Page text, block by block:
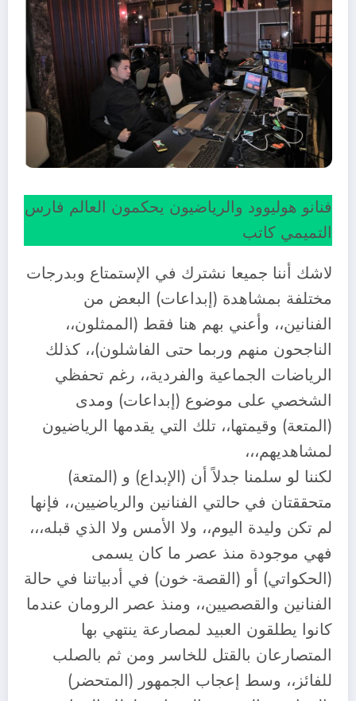
فنانو هوليوود والرياضيون يحكمون العالم فارس
التميمي كاتب
لاشك أننا جميعا نشترك في الإستمتاع وبدرجات
مختلفة بمشاهدة (إبداعات) البعض من
الفنانين،، وأعني بهم هنا فقط (الممثلون،،
الناجحون منهم وربما حتى الفاشلون)،، كذلك
الرياضات الجماعية والفردية،، رغم تحفظي
الشخصي على موضوع (إبداعات) ومدى
(المتعة) وقيمتها،، تلك التي يقدمها الرياضيون
لمشاهديهم،،،
لكننا لو سلمنا جدلاً أن (الإبداع) و (المتعة)
متحققتان في حالتي الفنانين والرياضيين،، فإنها
لم تكن وليدة اليوم،، ولا الأمس ولا الذي قبله،،،
فهي موجودة منذ عصر ما كان يسمى
(الحكواتي) أو (القصة- خون) في أدبياتنا في حالة
الفنانين والقصصيين،، ومنذ عصر الرومان عندما
كانوا يطلقون العبيد لمصارعة ينتهي بها
المتصارعان بالقتل للخاسر ومن ثم بالصلب
للفائز،، وسط إعجاب الجمهور (المتحضر)